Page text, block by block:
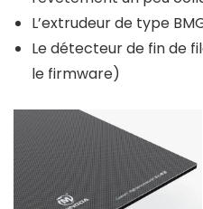
L’extrudeur de type
Le détecteur de fin de
le firmware)